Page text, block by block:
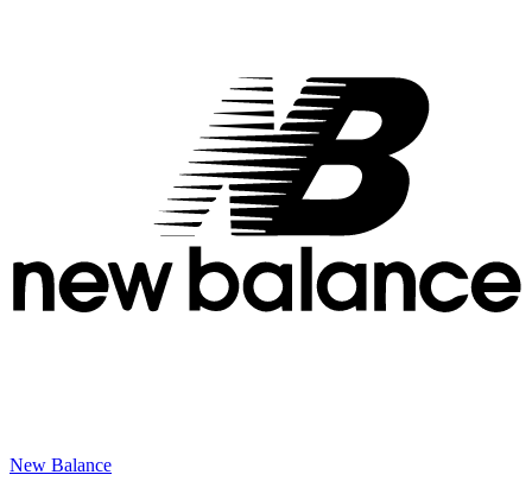
New Balance